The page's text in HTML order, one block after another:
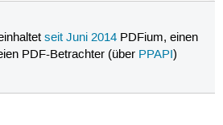
seit Juni 2014 PDFium, einen
PDF-Betrachter (über PPAPI)